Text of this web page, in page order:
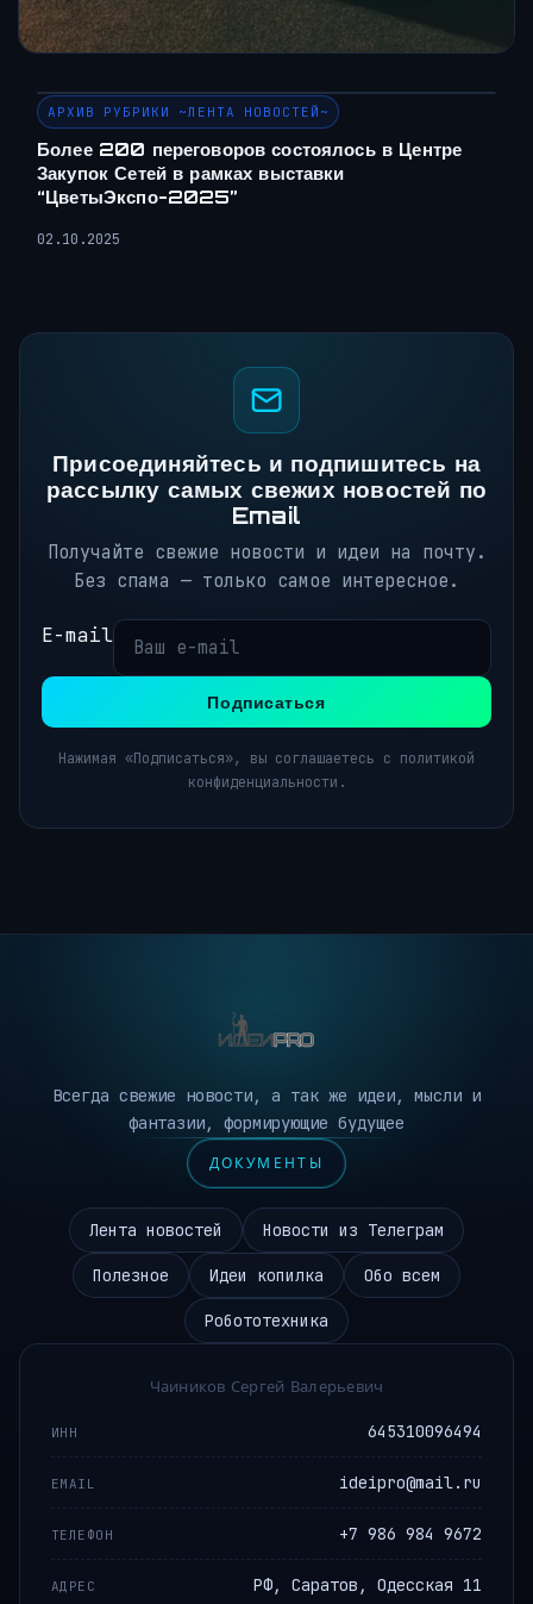
АРХИВ РУБРИКИ ~ЛЕНТА НОВОСТЕЙ~
Более 200 переговоров состоялось в Центре
Закупок Сетей в рамках выставки
“ЦветыЭкспо-2025”
02.10.2025
Присоединяйтесь и подпишитесь на
рассылку самых свежих новостей по
Email
Получайте свежие новости и идеи на почту.
Без спама — только самое интересное.
E-mail
Подписаться
Нажимая «Подписаться», вы соглашаетесь с политикой
конфиденциальности.
Всегда свежие новости, а так же идеи, мысли и
фантазии, формирующие будущее
ДОКУМЕНТЫ
Лента новостей Новости из Телеграм
Полезное Идеи копилка Обо всем
Робототехника
Чаиников Сергей Валерьевич
ИНН 645310096494
EMAIL ideipro@mail.ru
ТЕЛЕФОН +7 986 984 9672
АДРЕС РФ, Саратов, Одесская 11